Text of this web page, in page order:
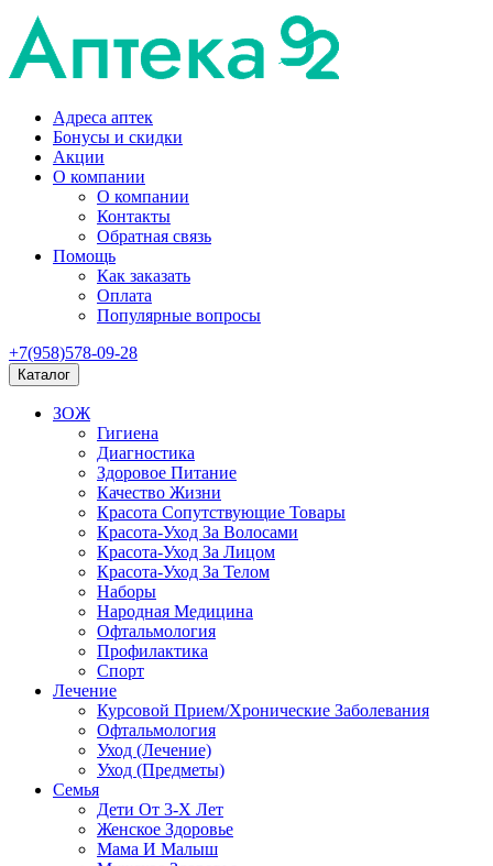
Адреса аптек
Бонусы и скидки
Акции
О компании
О компании
Контакты
Обратная связь
Помощь
Как заказать
Оплата
Популярные вопросы
+7(958)578-09-28
Каталог
ЗОЖ
Гигиена
Диагностика
Здоровое Питание
Качество Жизни
Красота Сопутствующие Товары
Красота-Уход За Волосами
Красота-Уход За Лицом
Красота-Уход За Телом
Наборы
Народная Медицина
Офтальмология
Профилактика
Спорт
Лечение
Курсовой Прием/Хронические Заболевания
Офтальмология
Уход (Лечение)
Уход (Предметы)
Семья
Дети От 3-Х Лет
Женское Здоровье
Мама И Малыш